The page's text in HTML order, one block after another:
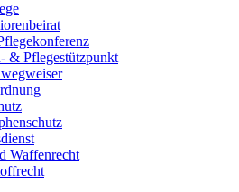
& Pflegestützpunkt
Waffenrecht